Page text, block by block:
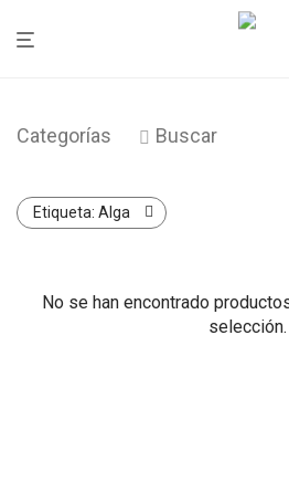
Categorías Buscar
Etiqueta: Alga
No se han encontrado
selección.